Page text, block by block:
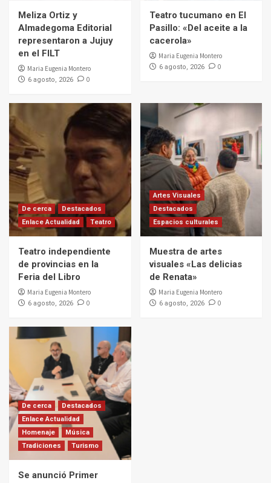
Meliza Ortiz y
Almadegoma Editorial
representaron a Jujuy
en el FILT
Maria Eugenia Montero
6 agosto, 2026 0
Teatro tucumano en El
Pasillo: «Del aceite a la
cacerola»
Maria Eugenia Montero
6 agosto, 2026 0
De cerca
Destacados
Enlace Actualidad
Teatro
Teatro independiente
de provincias en la
Feria del Libro
Maria Eugenia Montero
6 agosto, 2026 0
Artes Visuales
Destacados
Espacios culturales
Muestra de artes
visuales «Las delicias
de Renata»
Maria Eugenia Montero
6 agosto, 2026 0
De cerca
Destacados
Enlace Actualidad
Homenaje
Música
Tradiciones
Turismo
Se anunció Primer